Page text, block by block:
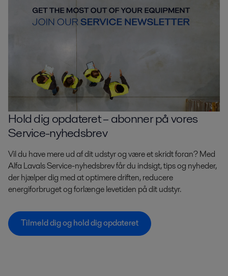
Hold dig opdateret – abonner på vores
Service-nyhedsbrev
Vil du have mere ud af dit udstyr og være et skridt foran? Med
Alfa Lavals Service-nyhedsbrev får du indsigt, tips og nyheder,
der hjælper dig med at optimere driften, reducere
energiforbruget og forlænge levetiden på dit udstyr.
Tilmeld dig og hold dig opdateret